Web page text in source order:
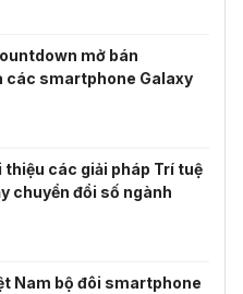
mở bán
các smartphone Galaxy
thiệu các giải pháp Trí tuệ
chuyển đổi số ngành
Nam bộ đôi smartphone